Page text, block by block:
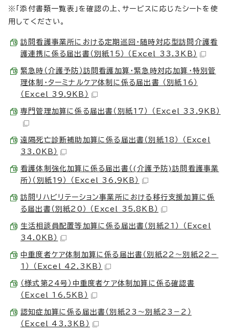
※「添付書類一覧表」を確認の上、サービスに応じたシートを使
用してください。
訪問看護事業所における定期巡回・随時対応型訪問介護看
護連携に係る届出書（別紙15） （Excel 33.3KB）
緊急時（介護予防）訪問看護加算・緊急時対応加算・特別管
理体制・ターミナルケア体制に係る届出書 （別紙16）
（Excel 39.9KB）
専門管理加算に係る届出書（別紙17） （Excel 33.9KB）
遠隔死亡診断補助加算に係る届出書（別紙18） （Excel
33.0KB）
看護体制強化加算に係る届出書（(介護予防)訪問看護事業
所）（別紙19） （Excel 36.9KB）
訪問リハビリテーション事業所における移行支援加算に係
る届出書（別紙20） （Excel 35.8KB）
生活相談員配置等加算に係る届出書（別紙21） （Excel
34.0KB）
中重度者ケア体制加算に係る届出書（別紙22～別紙22－
1） （Excel 42.3KB）
（様式第24号）中重度者ケア体制加算に係る確認書
（Excel 16.5KB）
認知症加算に係る届出書（別紙23～別紙23－2）
（Excel 43.3KB）